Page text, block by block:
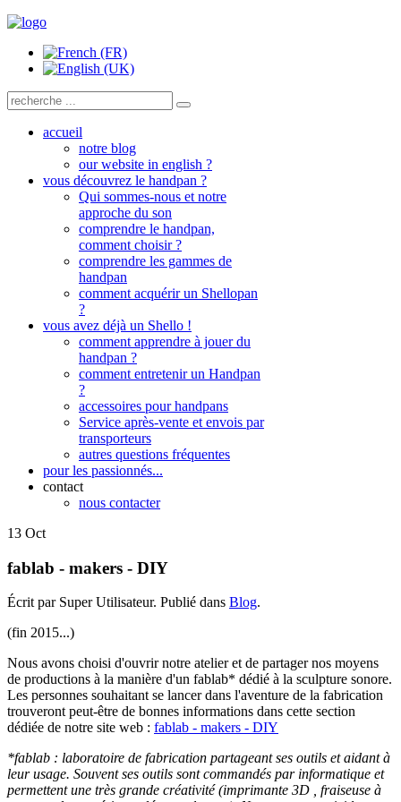
accueil
notre blog
our website in english ?
vous découvrez le handpan ?
Qui sommes-nous et notre
approche du son
comprendre le handpan,
comment choisir ?
comprendre les gammes de
handpan
comment acquérir un Shellopan
?
vous avez déjà un Shello !
comment apprendre à jouer du
handpan ?
comment entretenir un Handpan
?
accessoires pour handpans
Service après-vente et envois par
transporteurs
autres questions fréquentes
pour les passionnés...
contact
nous contacter
13 Oct
fablab - makers - DIY
Écrit par Super Utilisateur. Publié dans Blog.
(fin 2015...)
Nous avons choisi d'ouvrir notre atelier et de partager nos moyens
de productions à la manière d'un fablab* dédié à la sculpture sonore.
Les personnes souhaitant se lancer dans l'aventure de la fabrication
trouveront peut-être de bonnes informations dans cette section
dédiée de notre site web : fablab - makers - DIY
*fablab : laboratoire de fabrication partageant ses outils et aidant à
leur usage. Souvent ses outils sont commandés par informatique et
permettent une très grande créativité (imprimante 3D , fraiseuse à